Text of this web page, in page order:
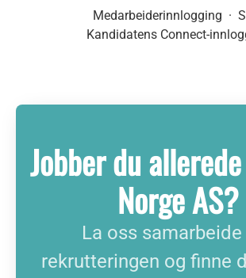
Medarbeiderinnlogging ·
Kandidatens Connect-
Jobber du
Norge AS?
La oss
rekrutteringen og finne